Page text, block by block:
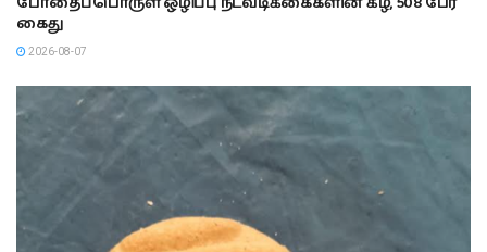
கைது
2026-08-07